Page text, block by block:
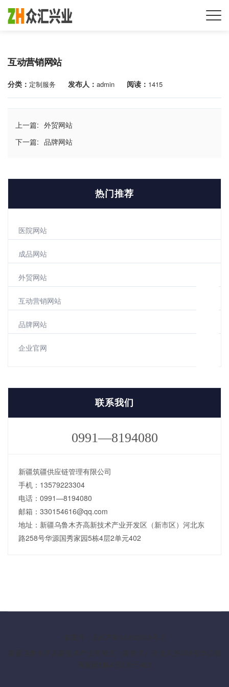
互动营销网站
分类： 定制服务 发布人： admin 阅读： 1415
上一篇: 外贸网站
下一篇: 品牌网站
热门推荐
医院网站
成品网站
外贸网站
互动营销网站
品牌网站
企业官网
联系我们
0991—8194080
新疆筑疆供应链管理有限公司
手机：13579223304
电话：0991—8194080
邮箱：330154616@qq.com
地址：新疆乌鲁木齐高新技术产业开发区（新市区）河北东
路258号华源国秀家园5栋4层2单元402